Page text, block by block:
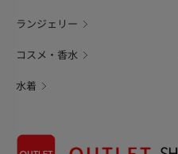
ランジェリー
コスメ・香水
水着